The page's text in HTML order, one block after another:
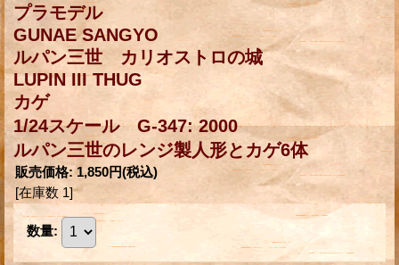
プラモデル
GUNAE SANGYO
ルパン三世 カリオストロの城
LUPIN III THUG
カゲ
1/24スケール G-347: 2000
ルパン三世のレンジ製人形とカゲ6体
販売価格: 1,850円(税込)
[在庫数 1]
数量: